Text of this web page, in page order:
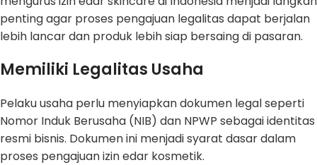
penting agar proses pengajuan legalitas dapat berjalan
lebih lancar dan produk lebih siap bersaing di pasaran.
Memiliki Legalitas Usaha
Pelaku usaha perlu menyiapkan dokumen legal seperti
Nomor Induk Berusaha (NIB) dan NPWP sebagai identitas
resmi bisnis. Dokumen ini menjadi syarat dasar dalam
proses pengajuan izin edar kosmetik.